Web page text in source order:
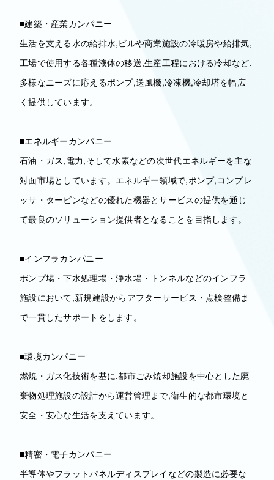
■建築・産業カンパニー
生活を支える水の給排水,ビルや商業施設の冷暖房や給排気,
工場で使用する各種液体の移送,生産工程における冷却など,
多様なニーズに応えるポンプ,送風機,冷凍機,冷却塔を幅広
く提供しています。
■エネルギーカンパニー
石油・ガス,電力,そして水素などの次世代エネルギーを主な
対面市場としています。エネルギー領域で,ポンプ,コンプレ
ッサ・タービンなどの優れた機器とサービスの提供を通じ
て最良のソリューション提供者となることを目指します。
■インフラカンパニー
ポンプ場・下水処理場・浄水場・トンネルなどのインフラ
施設において,新規建設からアフターサービス・点検整備ま
で一貫したサポートをします。
■環境カンパニー
燃焼・ガス化技術を基に,都市ごみ焼却施設を中心とした廃
棄物処理施設の設計から運営管理まで,衛生的な都市環境と
安全・安心な生活を支えています。
■精密・電子カンパニー
半導体やフラットパネルディスプレイなどの製造に必要な